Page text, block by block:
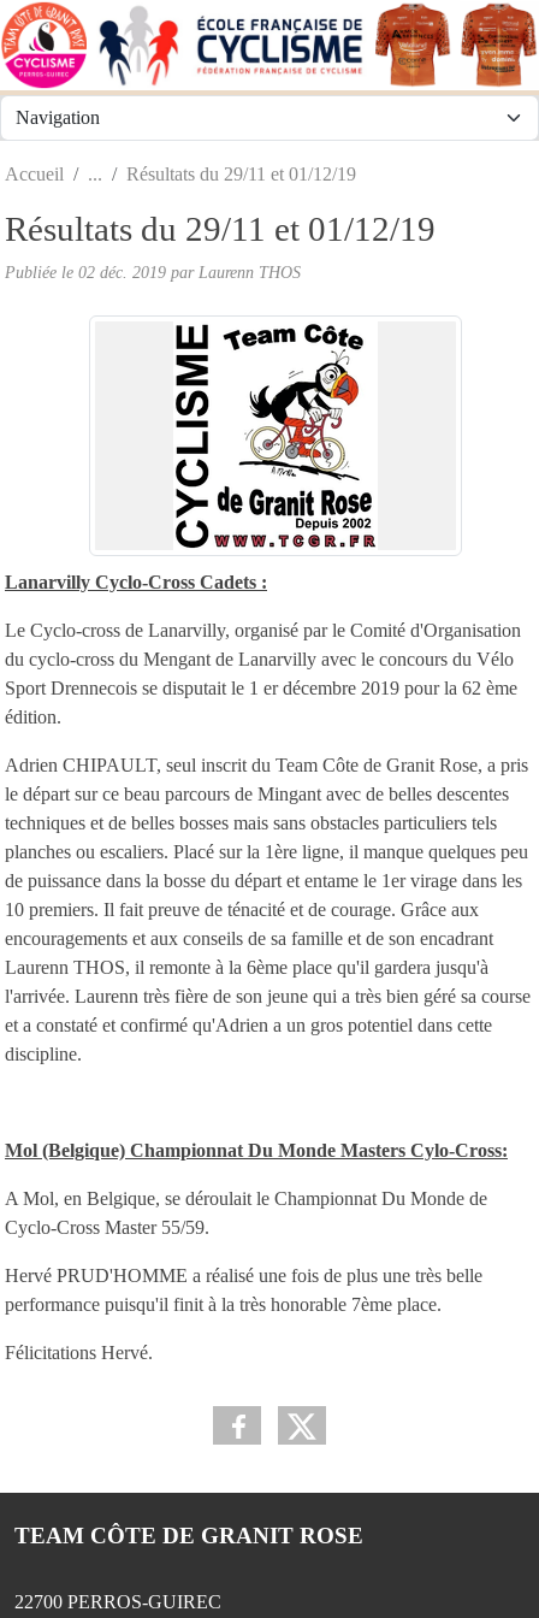
Accueil Résultats du 29/11 et 01/12/19
Résultats du 29/11 et 01/12/19
Publiée le 02 déc. 2019 par Laurenn THOS
Lanarvilly Cyclo-Cross Cadets :
Le Cyclo-cross de Lanarvilly, organisé par le Comité d'Organisation
du cyclo-cross du Mengant de Lanarvilly avec le concours du Vélo
Sport Drennecois se disputait le 1 er décembre 2019 pour la 62 ème
édition.
Adrien CHIPAULT, seul inscrit du Team Côte de Granit Rose, a pris
le départ sur ce beau parcours de Mingant avec de belles descentes
techniques et de belles bosses mais sans obstacles particuliers tels
planches ou escaliers. Placé sur la 1ère ligne, il manque quelques peu
de puissance dans la bosse du départ et entame le 1er virage dans les
10 premiers. Il fait preuve de ténacité et de courage. Grâce aux
encouragements et aux conseils de sa famille et de son encadrant
Laurenn THOS, il remonte à la 6ème place qu'il gardera jusqu'à
l'arrivée. Laurenn très fière de son jeune qui a très bien géré sa course
et a constaté et confirmé qu'Adrien a un gros potentiel dans cette
discipline.
Mol (Belgique) Championnat Du Monde Masters Cylo-Cross:
A Mol, en Belgique, se déroulait le Championnat Du Monde de
Cyclo-Cross Master 55/59.
Hervé PRUD'HOMME a réalisé une fois de plus une très belle
performance puisqu'il finit à la très honorable 7ème place.
Félicitations Hervé.
TEAM CÔTE DE GRANIT ROSE
22700 PERROS-GUIREC
Panneau de gestion des cookies